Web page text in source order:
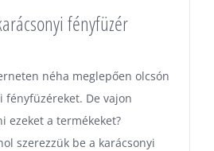
fényfüzér
néha meglepően olcsón
De vajon
ezeket a termékeket?
szerezzük be a karácsonyi